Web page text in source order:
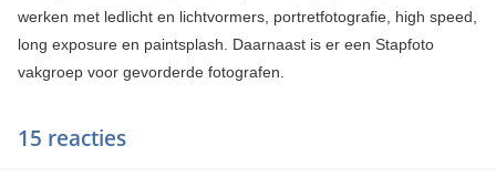
werken met ledlicht en lichtvormers, portretfotografie, high speed,
long exposure en paintsplash. Daarnaast is er een Stapfoto
vakgroep voor gevorderde fotografen.
15 reacties